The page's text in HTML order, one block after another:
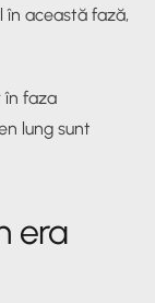
în această fază,
în faza
lung sunt
era